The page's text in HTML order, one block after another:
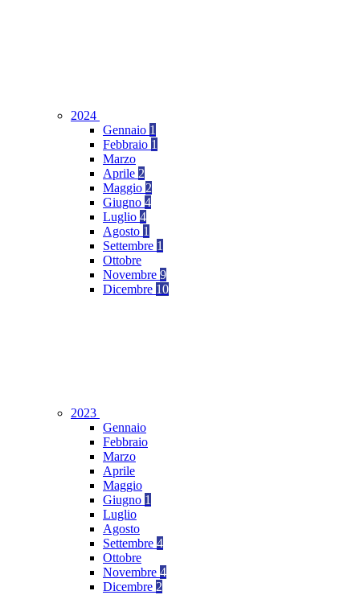
2024
Gennaio 1
Febbraio 1
Marzo
Aprile 2
Maggio 2
Giugno 4
Luglio 4
Agosto 1
Settembre 1
Ottobre
Novembre 9
Dicembre 10
2023
Gennaio
Febbraio
Marzo
Aprile
Maggio
Giugno 1
Luglio
Agosto
Settembre 4
Ottobre
Novembre 4
Dicembre 2